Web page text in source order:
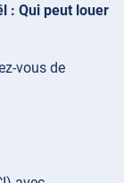
: Qui peut louer
vous de